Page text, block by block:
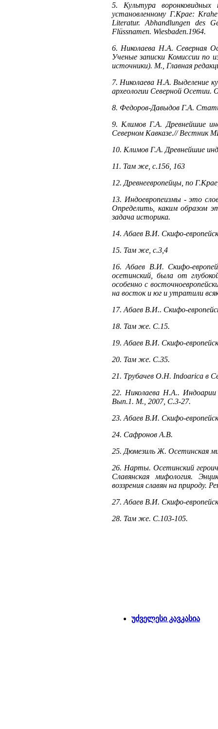
5. Культура воронковидных
установленному Г.Крае:
Literatur. Abhandlungen des
Flüssnamen. Wiesbaden.1964.
6. Николаева Н.А. Северная
Ученые записки Комиссии по
источники). М., Главная
7. Николаева Н.А. Выделение
археологии Северной Осетии.
8. Федоров-Давыдов Г.А.
9. Климов Г.А. Древнейшие
Северном Кавказе.// Вестник
10. Климов Г.А. Древнейшие
11. Там же, с.156, 163
12. Древнеевропейцы, по
13. Индоевропеизмы - это
Определить, каким образом
задача историка.
14. Абаев В.И. Скифо-
15. Там же, с.3,4
16. Абаев В.И. Скифо-
осетинский, была от
особенно с
на восток и юг и утратили
17. Абаев В.И.. Скифо-
18. Там же. С.15.
19. Абаев В.И. Скифо-
20. Там же. С.35.
21. Трубачев О.Н. Indoarica в
22. Николаева Н.А..
Вып.1. М., 2007, С.3-27.
23. Абаев В.И. Скифо-
24. Сафронов А.В.
25. Дюмезиль Ж. Осетинская
26. Нарты. Осетинский
Славянская мифология.
воззрения славян на
27. Абаев В.И. Скифо-
28. Там же. С.103-105.
უძველესი კავკასია